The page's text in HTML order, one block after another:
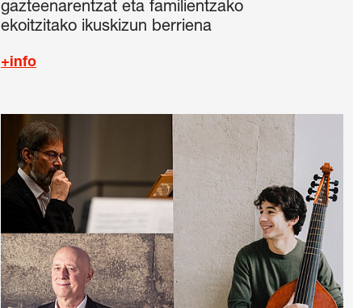
gazteenarentzat eta familientzako
ekoitzitako ikuskizun berriena
+info